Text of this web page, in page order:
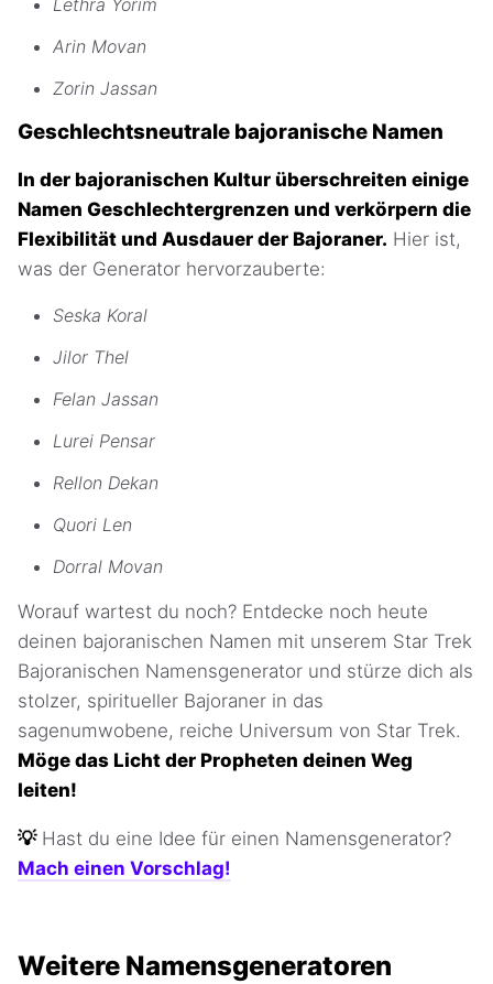
Arin Movan
Zorin Jassan
Geschlechtsneutrale bajoranische Namen
In der bajoranischen Kultur überschreiten einige
Namen Geschlechtergrenzen und verkörpern die
Flexibilität und Ausdauer der Bajoraner. Hier ist,
was der Generator hervorzauberte:
Seska Koral
Jilor Thel
Felan Jassan
Lurei Pensar
Rellon Dekan
Quori Len
Dorral Movan
Worauf wartest du noch? Entdecke noch heute
deinen bajoranischen Namen mit unserem Star Trek
Bajoranischen Namensgenerator und stürze dich als
stolzer, spiritueller Bajoraner in das
sagenumwobene, reiche Universum von Star Trek.
Möge das Licht der Propheten deinen Weg
leiten!
💡 Hast du eine Idee für einen Namensgenerator?
Mach einen Vorschlag!
Weitere Namensgeneratoren